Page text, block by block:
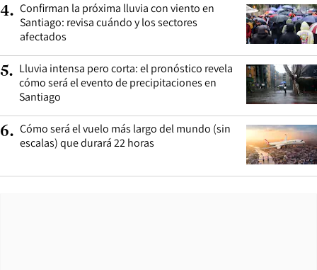
4. Confirman la próxima lluvia con viento en
Santiago: revisa cuándo y los sectores
afectados
5. Lluvia intensa pero corta: el pronóstico revela
cómo será el evento de precipitaciones en
Santiago
6. Cómo será el vuelo más largo del mundo (sin
escalas) que durará 22 horas